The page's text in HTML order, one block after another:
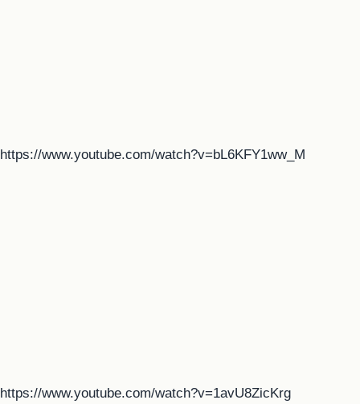
https://www.youtube.com/watch?v=bL6KFY1ww_M
https://www.youtube.com/watch?v=1avU8ZicKrg